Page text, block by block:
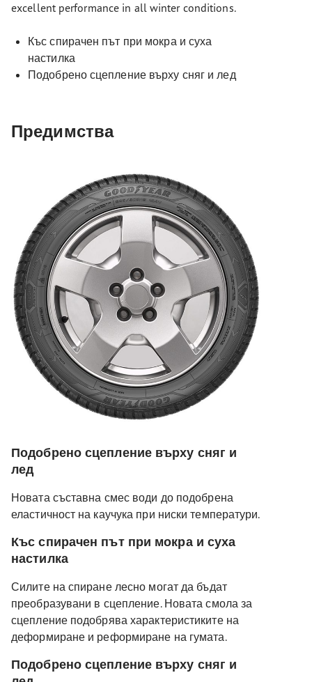
excellent performance in all winter conditions.
Къс спирачен път при мокра и суха
настилка
Подобрено сцепление върху сняг и лед
Предимства
Подобрено сцепление върху сняг и
лед
Новата съставна смес води до подобрена
еластичност на каучука при ниски температури.
Къс спирачен път при мокра и суха
настилка
Силите на спиране лесно могат да бъдат
преобразувани в сцепление. Новата смола за
сцепление подобрява характеристиките на
деформиране и реформиране на гумата.
Подобрено сцепление върху сняг и